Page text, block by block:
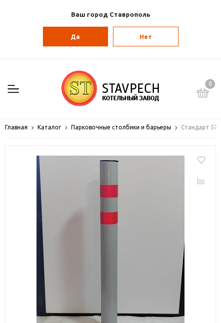
Ваш город Ставрополь
Да Нет
0
Главная Каталог Парковочные столбики и барьеры Стандарт 57А